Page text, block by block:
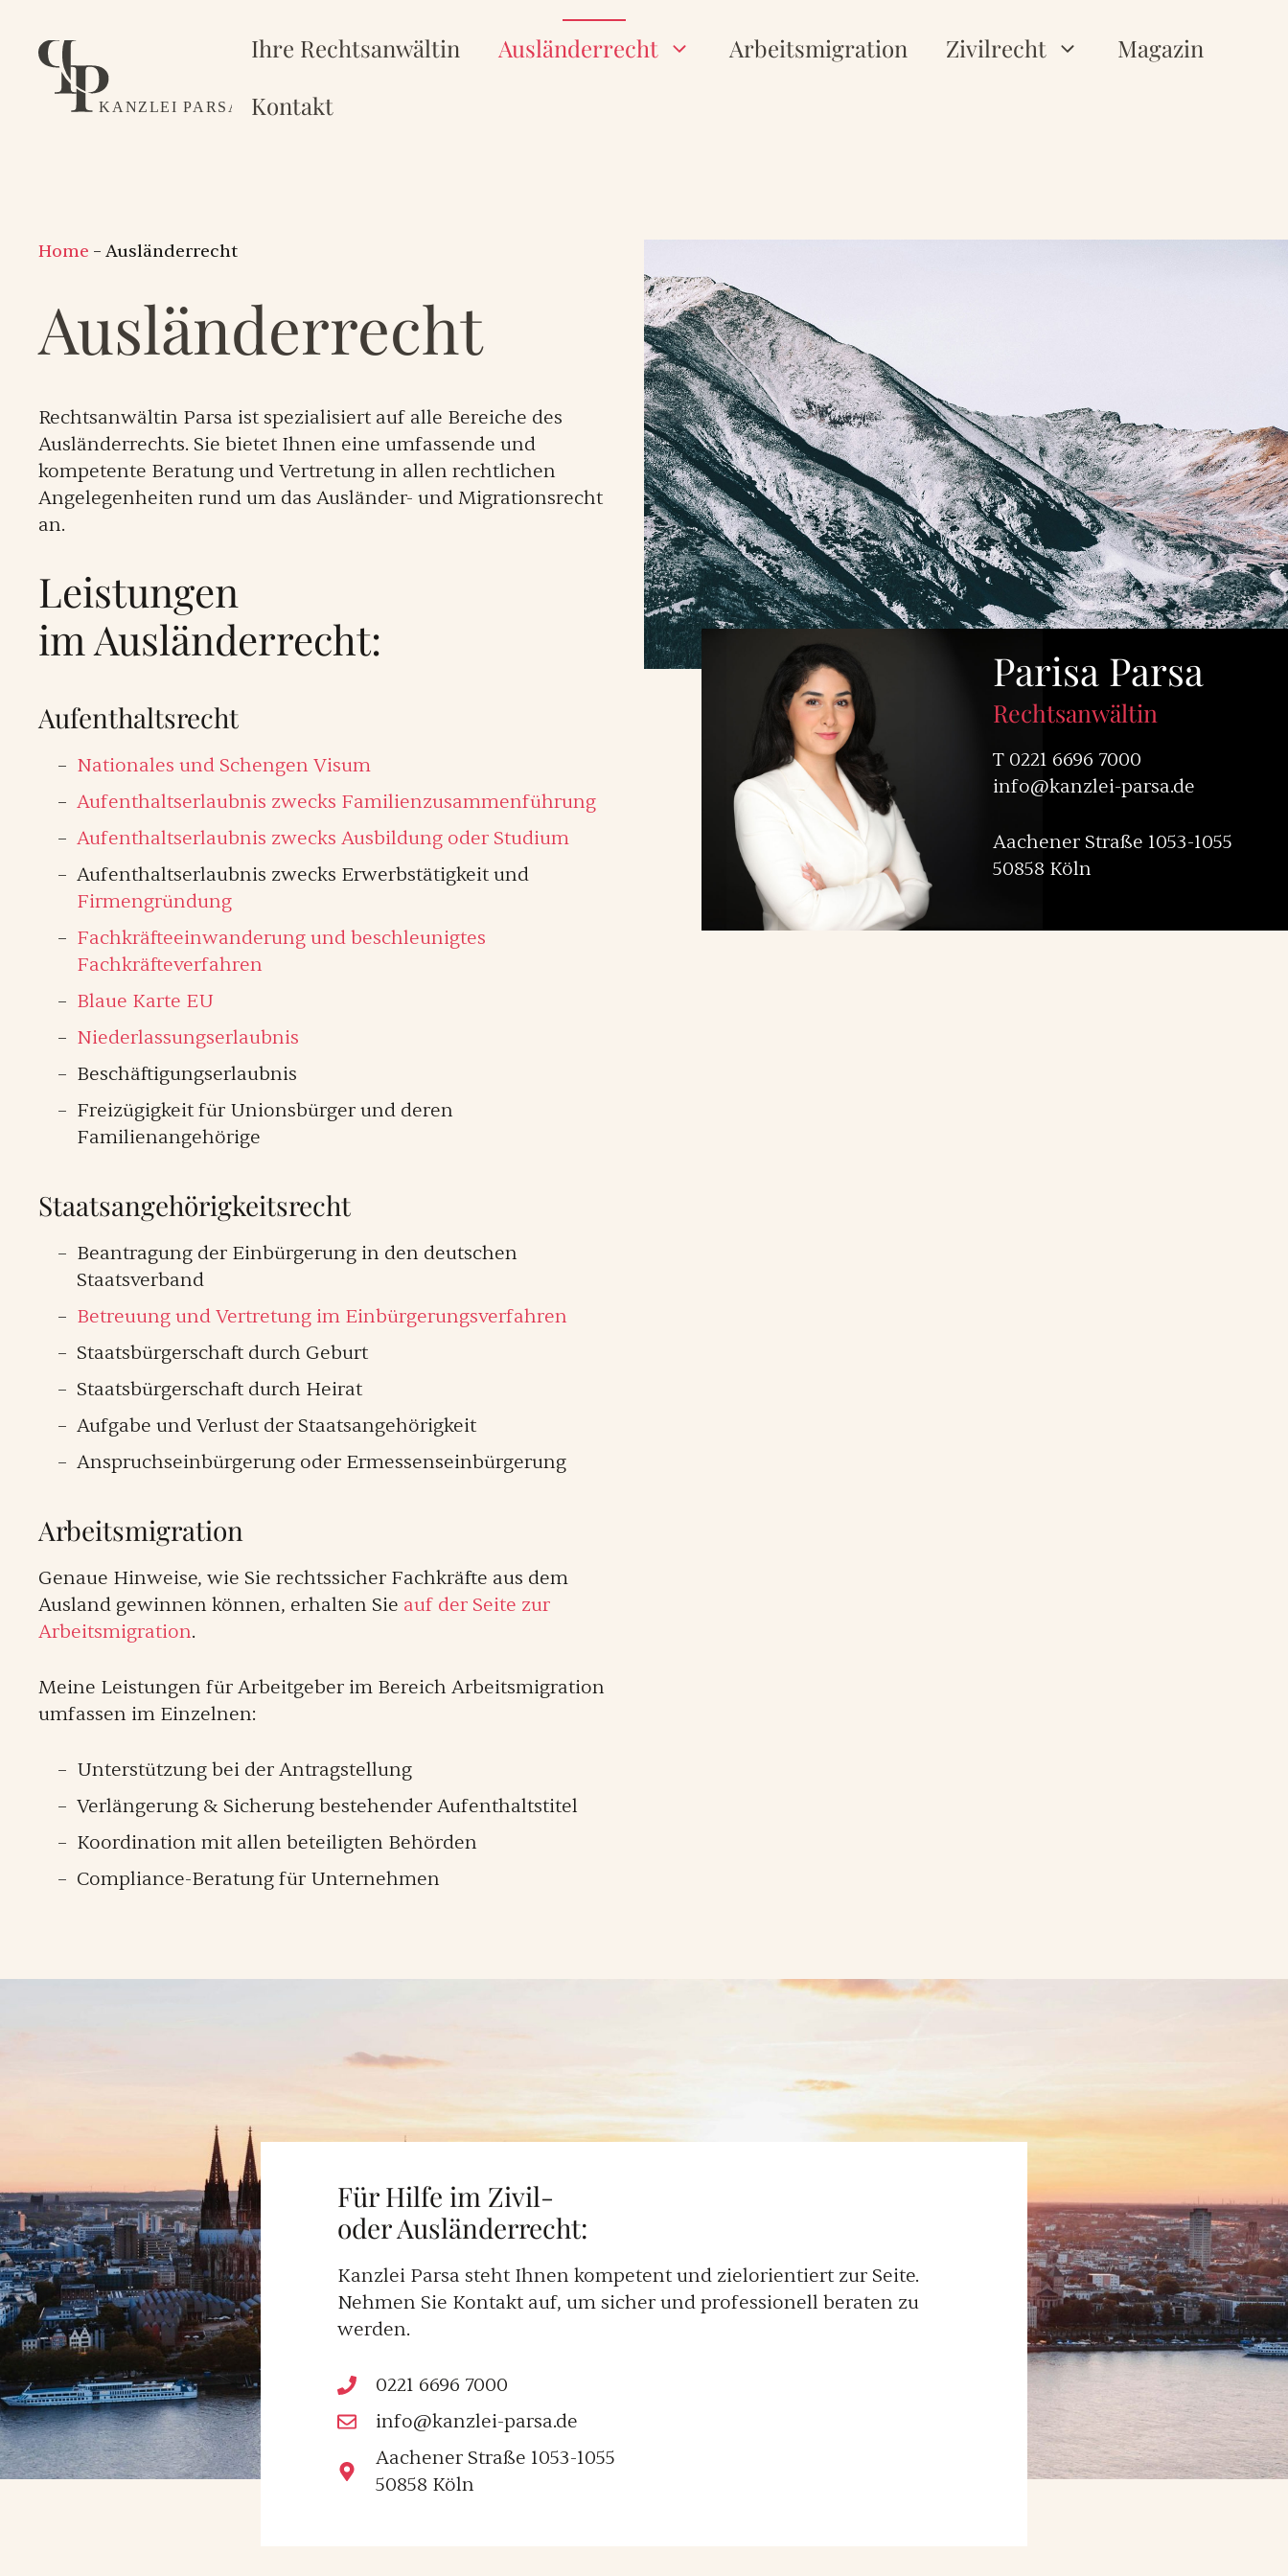
Inhalt
springen
Ihre Rechtsanwältin Ausländerrecht Arbeitsmigration Zivilrecht
Magazin
Kontakt
Home – Ausländerrecht
Ausländer­recht
Rechtsanwältin Parsa ist spezialisiert auf alle Bereiche des
Ausländerrechts. Sie bietet Ihnen eine umfassende und
kompetente Beratung und Vertretung in allen rechtlichen
Angelegenheiten rund um das Ausländer- und Migrationsrecht
an.
Leistungen
im Ausländerrecht:
Aufenthaltsrecht
Nationales und Schengen Visum
Aufenthaltserlaubnis zwecks Familienzusammenführung
Aufenthaltserlaubnis zwecks Ausbildung oder Studium
Aufenthaltserlaubnis zwecks Erwerbstätigkeit und
Firmengründung
Fachkräfteeinwanderung und beschleunigtes
Fachkräfteverfahren
Blaue Karte EU
Niederlassungserlaubnis
Beschäftigungserlaubnis
Freizügigkeit für Unionsbürger und deren
Familienangehörige
Staatsangehörigkeitsrecht
Beantragung der Einbürgerung in den deutschen
Staatsverband
Betreuung und Vertretung im Einbürgerungsverfahren
Staatsbürgerschaft durch Geburt
Staatsbürgerschaft durch Heirat
Aufgabe und Verlust der Staatsangehörigkeit
Anspruchseinbürgerung oder Ermessenseinbürgerung
Arbeitsmigration
Genaue Hinweise, wie Sie rechtssicher Fachkräfte aus dem
Ausland gewinnen können, erhalten Sie auf der Seite zur
Arbeitsmigration.
Meine Leistungen für Arbeitgeber im Bereich Arbeitsmigration
umfassen im Einzelnen:
Unterstützung bei der Antragstellung
Verlängerung & Sicherung bestehender Aufenthaltstitel
Koordination mit allen beteiligten Behörden
Compliance-Beratung für Unternehmen
Parisa Parsa
Rechtsanwältin
T 0221 6696 7000
info@kanzlei-parsa.de
Aachener Straße 1053-1055
50858 Köln
Für Hilfe im Zivil-
oder Ausländerrecht:
Kanzlei Parsa steht Ihnen kompetent und zielorientiert zur Seite.
Nehmen Sie Kontakt auf, um sicher und professionell beraten zu
werden.
0221 6696 7000
info@kanzlei-parsa.de
Aachener Straße 1053-1055
50858 Köln